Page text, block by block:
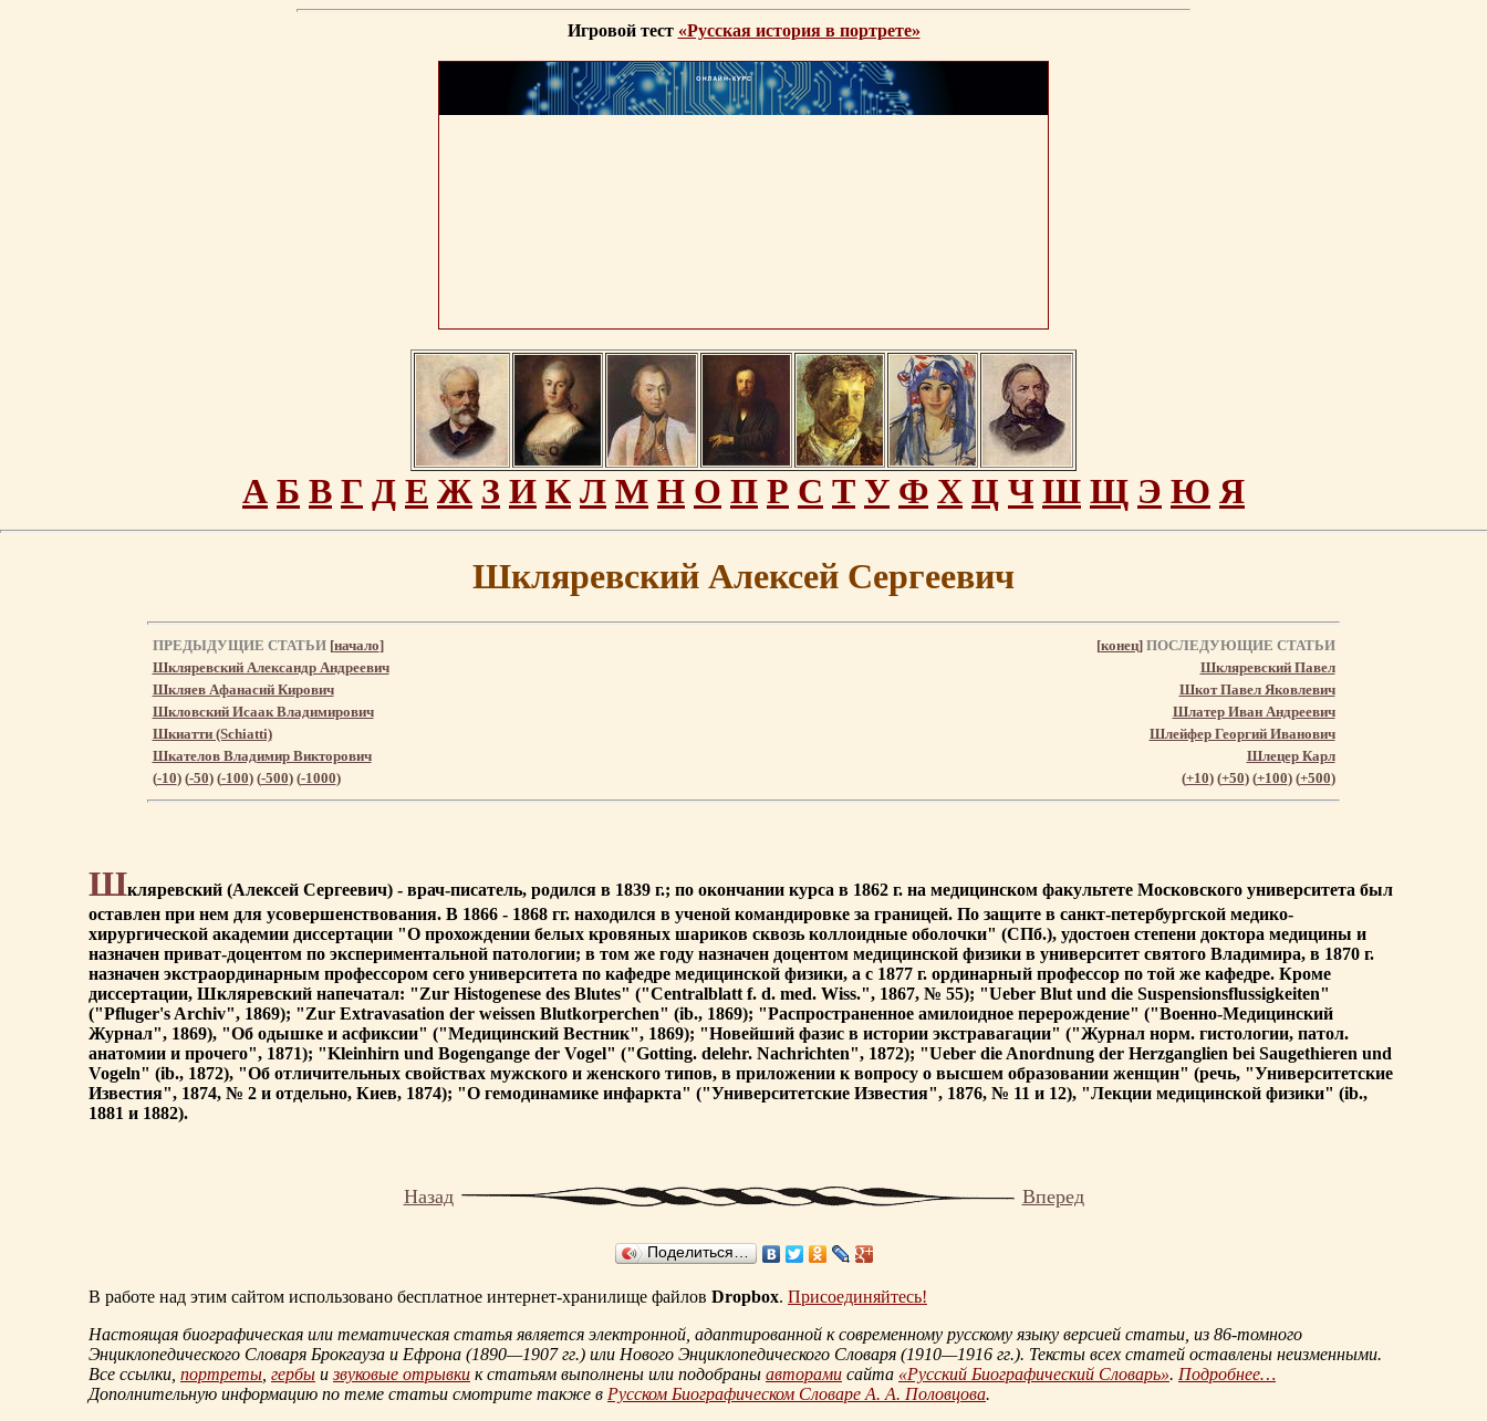
Игровой тест «Русская история в портрете»
А Б В Г Д Е Ж З И К Л М Н О П Р С Т У Ф Х Ц Ч Ш Щ Э Ю Я
Шкляревский Алексей Сергеевич
ПРЕДЫДУЩИЕ СТАТЬИ [начало] [конец]ПОСЛЕДУЮЩИЕ СТАТЬИ
Шкляревский Александр Андреевич
Шкляревский Павел
Шкляев Афанасий Кирович
Шкот Павел Яковлевич
Шкловский Исаак Владимирович
Шлатер Иван Андреевич
Шкиатти (Schiatti)
Шлейфер Георгий Иванович
Шкателов Владимир Викторович
Шлецер Карл
(-10) (-50) (-100) (-500) (-1000) (+10) (+50) (+100) (+500)
Шкляревский (Алексей Сергеевич) - врач-писатель, родился в 1839 г.; по окончании курса в 1862 г. на медицинском факультете Московского университета был
оставлен при нем для усовершенствования. В 1866 - 1868 гг. находился в ученой командировке за границей. По защите в санкт-петербургской медико-
хирургической академии диссертации "О прохождении белых кровяных шариков сквозь коллоидные оболочки" (СПб.), удостоен степени доктора медицины и
назначен приват-доцентом по экспериментальной патологии; в том же году назначен доцентом медицинской физики в университет святого Владимира, в 1870 г.
назначен экстраординарным профессором сего университета по кафедре медицинской физики, а с 1877 г. ординарный профессор по той же кафедре. Кроме
диссертации, Шкляревский напечатал: "Zur Histogenese des Blutes" ("Centralblatt f. d. med. Wiss.", 1867, № 55); "Ueber Blut und die Suspensionsflussigkeiten"
("Pfluger's Archiv", 1869); "Zur Extravasation der weissen Blutkorperchen" (ib., 1869); "Распространенное амилоидное перерождение" ("Военно-Медицинский
Журнал", 1869), "Об одышке и асфиксии" ("Медицинский Вестник", 1869); "Новейший фазис в истории экстравагации" ("Журнал норм. гистологии, патол.
анатомии и прочего", 1871); "Kleinhirn und Bogengange der Vogel" ("Gotting. delehr. Nachrichten", 1872); "Ueber die Anordnung der Herzganglien bei Saugethieren und
Vogeln" (ib., 1872), "Об отличительных свойствах мужского и женского типов, в приложении к вопросу о высшем образовании женщин" (речь, "Университетские
Известия", 1874, № 2 и отдельно, Киев, 1874); "О гемодинамике инфаркта" ("Университетские Известия", 1876, № 11 и 12), "Лекции медицинской физики" (ib.,
1881 и 1882).
Назад Вперед
Поделиться…
В работе над этим сайтом использовано бесплатное интернет-хранилище файлов Dropbox. Присоединяйтесь!
Настоящая биографическая или тематическая статья является электронной, адаптированной к современному русскому языку версией статьи, из 86-томного
Энциклопедического Словаря Брокгауза и Ефрона (1890—1907 гг.) или Нового Энциклопедического Словаря (1910—1916 гг.). Тексты всех статей оставлены неизменными.
Все ссылки, портреты, гербы и звуковые отрывки к статьям выполнены или подобраны авторами сайта «Русский Биографический Словарь». Подробнее…
Дополнительную информацию по теме статьи смотрите также в Русском Биографическом Словаре А. А. Половцова.